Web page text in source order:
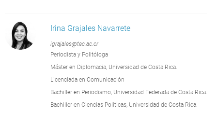
Irina Grajales Navarrete
igrajales@tec.ac.cr
Periodista y Politóloga
Máster en Diplomacia, Universidad de Costa Rica.
Licenciada en Comunicación
Bachiller en Periodismo, Universidad Federada de Costa Rica.
Bachiller en Ciencias Políticas, Universidad de Costa Rica.